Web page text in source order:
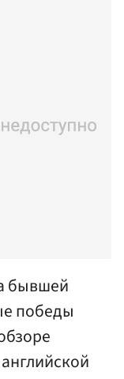
бывшей
победы